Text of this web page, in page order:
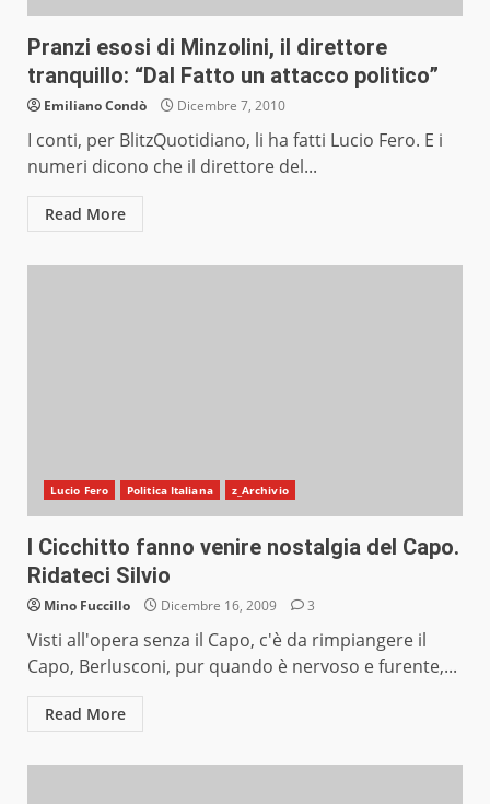
Pranzi esosi di Minzolini, il direttore
tranquillo: “Dal Fatto un attacco politico”
Emiliano Condò Dicembre 7, 2010
I conti, per BlitzQuotidiano, li ha fatti Lucio Fero. E i
numeri dicono che il direttore del...
Read More
Lucio Fero Politica Italiana z_Archivio
I Cicchitto fanno venire nostalgia del Capo.
Ridateci Silvio
Mino Fuccillo Dicembre 16, 2009 3
Visti all'opera senza il Capo, c'è da rimpiangere il
Capo, Berlusconi, pur quando è nervoso e furente,...
Read More